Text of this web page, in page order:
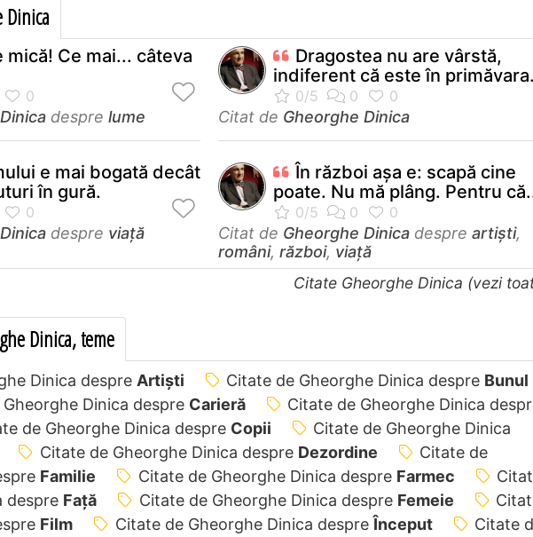
Dinica
mică! Ce mai... câteva
despre lume
Dragostea nu are vârstă,
indiferent că este în
Citat de Gheorghe Dinica
e mai bogată decât
în gură.
despre viață
În război aşa e: scapă cine
poate. Nu mă plâng. Pentru
Citat de Gheorghe Dinica despre artiști,
români, război, viață
Citate Gheorghe Dinica (vezi
Dinica, teme
Dinica despre Artiști Citate de Gheorghe Dinica despre Bunul
Dinica despre Carieră
Citate de Gheorghe Dinica
de Gheorghe Dinica despre Copii
Citate de Gheorghe Dinica
Citate de Gheorghe Dinica despre Dezordine
Citate de
Familie Citate de Gheorghe Dinica despre Farmec
despre Față Citate de Gheorghe Dinica despre Femeie
Film Citate de Gheorghe Dinica despre Început
Citate